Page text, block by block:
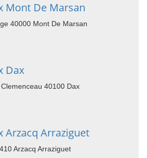
Mont De Marsan
40000 Mont De Marsan
Dax
40100 Dax
Arzacq Arraziguet
Arzacq Arraziguet